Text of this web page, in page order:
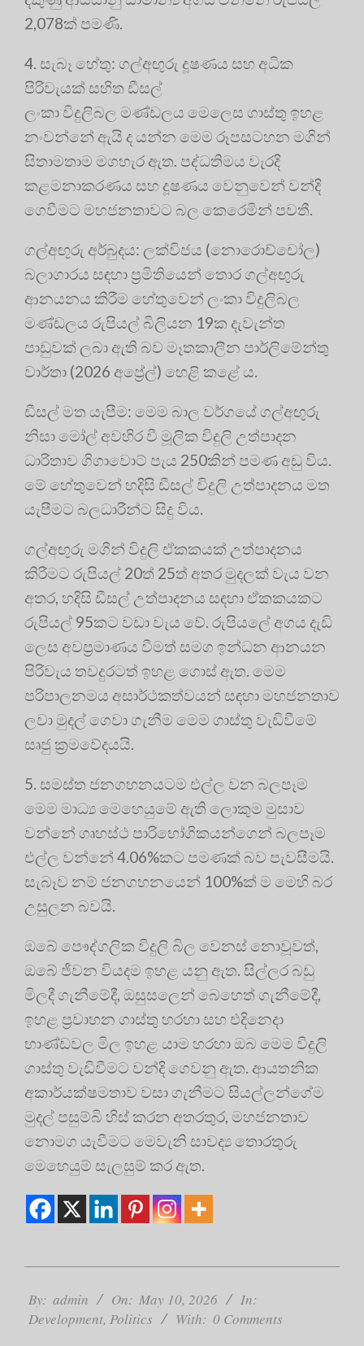
2,078ක් පමණි.
4. සැබෑ හේතු: ගල්අඟුරු දූෂණය සහ අධික
පිරිවැයක් සහිත ඩීසල්
ලංකා විදුලිබල මණ්ඩලය මෙලෙස ගාස්තු ඉහළ
නංවන්නේ ඇයි ද යන්න මෙම රූපසටහන මගින්
සිතාමතාම මගහැර ඇත. පද්ධතිමය වැරදි
කළමනාකරණය සහ දූෂණය වෙනුවෙන් වන්දි
ගෙවීමට මහජනතාවට බල කෙරෙමින් පවතී.
ගල්අඟුරු අර්බුදය: ලක්විජය (නොරොච්චෝල)
බලාගාරය සඳහා ප්‍රමිතියෙන් තොර ගල්අඟුරු
ආනයනය කිරීම හේතුවෙන් ලංකා විදුලිබල
මණ්ඩලය රුපියල් බිලියන 19ක දැවැන්ත
පාඩුවක් ලබා ඇති බව මෑතකාලීන පාර්ලිමේන්තු
වාර්තා (2026 අප්‍රේල්) හෙළි කළේ ය.
ඩීසල් මත යැපීම: මෙම බාල වර්ගයේ ගල්අඟුරු
නිසා මෝල් අවහිර වී මූලික විදුලි උත්පාදන
ධාරිතාව ගිගාවොට් පැය 250කින් පමණ අඩු විය.
මේ හේතුවෙන් හදිසි ඩීසල් විදුලි උත්පාදනය මත
යැපීමට බලධාරීන්ට සිදු විය.
ගල්අඟුරු මගින් විදුලි ඒකකයක් උත්පාදනය
කිරීමට රුපියල් 20ත් 25ත් අතර මුදලක් වැය වන
අතර, හදිසි ඩීසල් උත්පාදනය සඳහා ඒකකයකට
රුපියල් 95කට වඩා වැය වේ. රුපියලේ අගය දැඩි
ලෙස අවප්‍රමාණය වීමත් සමග ඉන්ධන ආනයන
පිරිවැය තවදුරටත් ඉහළ ගොස් ඇත. මෙම
පරිපාලනමය අසාර්ථකත්වයන් සඳහා මහජනතාව
ලවා මුදල් ගෙවා ගැනීම මෙම ගාස්තු වැඩිවීමේ
සෘජු ක්‍රමවේදයයි.
5. සමස්ත ජනගහනයටම එල්ල වන බලපෑම
මෙම මාධ්‍ය මෙහෙයුමේ ඇති ලොකුම මුසාව
වන්නේ ගෘහස්ථ පාරිභෝගිකයන්ගෙන් බලපෑම
එල්ල වන්නේ 4.06%කට පමණක් බව පැවසීමයි.
සැබෑව නම් ජනගහනයෙන් 100%ක් ම මෙහි බර
උසුලන බවයි.
ඔබේ පෞද්ගලික විදුලි බිල වෙනස් නොවූවත්,
ඔබේ ජීවන වියදම ඉහළ යනු ඇත. සිල්ලර බඩු
මිලදී ගැනීමේදී, ඔසුසලෙන් බෙහෙත් ගැනීමේදී,
ඉහළ ප්‍රවාහන ගාස්තු හරහා සහ එදිනෙදා
භාණ්ඩවල මිල ඉහළ යාම හරහා ඔබ මෙම විදුලි
ගාස්තු වැඩිවීමට වන්දි ගෙවනු ඇත. ආයතනික
අකාර්යක්ෂමතාව වසා ගැනීමට සියල්ලන්ගේම
මුදල් පසුම්බි හිස් කරන අතරතුර, මහජනතාව
නොමග යැවීමට මෙවැනි සාවද්‍ය තොරතුරු
මෙහෙයුම් සැලසුම් කර ඇත.
05-
10
By: admin On: May 10, 2026
In:
Development, Politics With: 0 Comments